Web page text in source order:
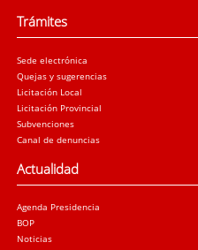
Trámites
Sede electrónica
Quejas y sugerencias
Licitación Local
Licitación Provincial
Subvenciones
Canal de denuncias
Actualidad
Agenda Presidencia
BOP
Noticias